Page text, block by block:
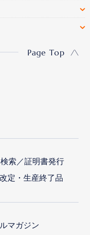
Page Top
索／証明書発行
定・生産終了品
マガジン